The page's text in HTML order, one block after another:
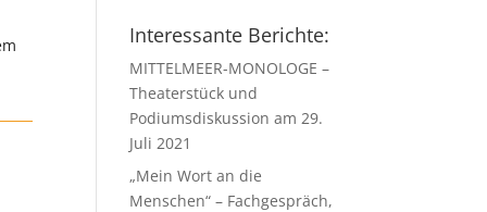
Interessante Berichte:
MITTELMEER-MONOLOGE –
Theaterstück und
Podiumsdiskussion am 29.
Juli 2021
„Mein Wort an die
Menschen“ – Fachgespräch,